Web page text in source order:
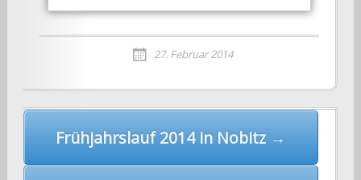
27. Februar 2014
Post
navigation
Frühjahrslauf 2014 in Nobitz →